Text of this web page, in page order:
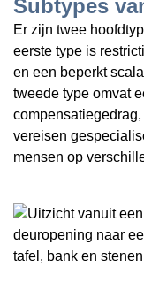
Subtypes
Er zijn twee
eerste type is
en een beperkt
tweede type omvat
vereisen
mensen op